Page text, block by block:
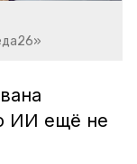
ИИ ещё не